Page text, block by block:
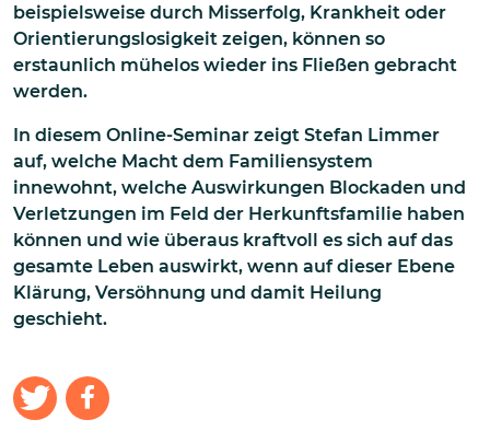
beispielsweise durch Misserfolg, Krankheit oder
Orientierungslosigkeit zeigen, können so
erstaunlich mühelos wieder ins Fließen gebracht
werden.
In diesem Online-Seminar zeigt Stefan Limmer
auf, welche Macht dem Familiensystem
innewohnt, welche Auswirkungen Blockaden und
Verletzungen im Feld der Herkunftsfamilie haben
können und wie überaus kraftvoll es sich auf das
gesamte Leben auswirkt, wenn auf dieser Ebene
Klärung, Versöhnung und damit Heilung
geschieht.